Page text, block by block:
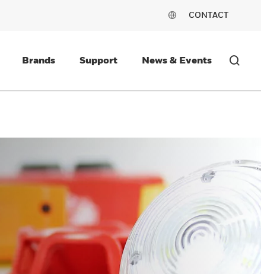
CONTACT
Brands Support News & Events